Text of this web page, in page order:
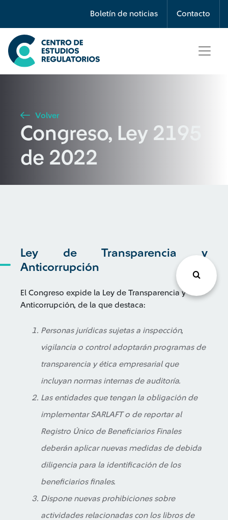
Boletín de noticias Contacto
Búsqueda
Seleccione país
Buscar
Volver
Congreso, Ley 2195
de 2022
Ley de Transparencia y
Anticorrupción
El Congreso expide la Ley de Transparencia y
Anticorrupción, de la que destaca:
Personas jurídicas sujetas a inspección,
vigilancia o control adoptarán programas de
transparencia y ética empresarial que
incluyan normas internas de auditoría.
Las entidades que tengan la obligación de
implementar SARLAFT o de reportar al
Registro Único de Beneficiarios Finales
deberán aplicar nuevas medidas de debida
diligencia para la identificación de los
beneficiarios finales.
Dispone nuevas prohibiciones sobre
actividades relacionadas con los libros de